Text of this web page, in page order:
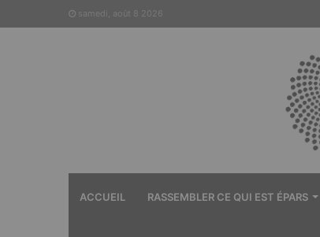
samedi, août 8 2026
ACCUEIL RASSEMBLER CE QUI EST ÉPARS